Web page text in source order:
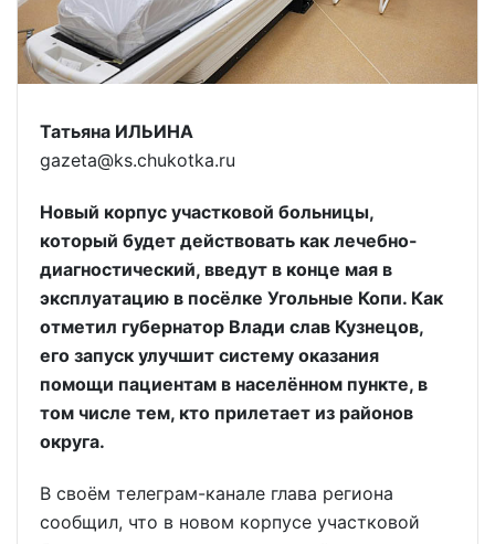
Татьяна ИЛЬИНА
gazeta@ks.chukotka.ru
Новый корпус участковой больницы,
который будет действовать как лечебно-
диагностический, введут в конце мая в
эксплуатацию в посёлке Угольные Копи. Как
отметил губернатор Влади слав Кузнецов,
его запуск улучшит систему оказания
помощи пациентам в населённом пункте, в
том числе тем, кто прилетает из районов
округа.
В своём телеграм-канале глава региона
сообщил, что в новом корпусе участковой